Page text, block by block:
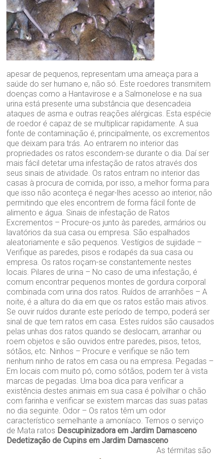
apesar de pequenos, representam uma ameaça para a
saúde do ser humano e, não só. Este roedores transmitem
doenças como a Hantavirose e a Salmonelose e na sua
urina está presente uma substância que desencadeia
ataques de asma e outras reações alérgicas. Esta espécie
de roedor é capaz de se multiplicar rapidamente. A sua
fonte de contaminação é, principalmente, os excrementos
que deixam para trás. Ao entrarem no interior das
propriedades os ratos escondem-se durante o dia. Daí ser
mais fácil detetar uma infestação de ratos através dos
seus sinais de atividade. Os ratos entram no interior das
casas à procura de comida, por isso, a melhor forma para
que isso não aconteça é negar-lhes acesso ao interior, não
permitindo que eles encontrem de forma fácil fonte de
alimento e água. Sinais de infestação de Ratos
Excrementos – Procure-os junto às paredes, armários ou
lavatórios da sua casa ou empresa. São espalhados
aleatoriamente e são pequenos. Vestígios de sujidade –
Verifique as paredes, pisos e rodapés da sua casa ou
empresa. Os ratos roçam-se constantemente nestes
locais. Pilares de urina – No caso de uma infestação, é
comum encontrar pequenos montes de gordura corporal
combinada com urina dos ratos. Ruídos de arranhões – A
noite, é a altura do dia em que os ratos estão mais ativos.
Se ouvir ruídos durante este período de tempo, poderá ser
sinal de que tem ratos em casa. Estes ruídos são causados
pelas unhas dos ratos quando se deslocam, arranhar ou
roem objetos e são ouvidos entre paredes, pisos, tetos,
sótãos, etc. Ninhos – Procure e verifique se não tem
nenhum ninho de ratos em casa ou na empresa. Pegadas –
Em locais com muito pó, como sótãos, podem ter à vista
marcas de pegadas. Uma boa dica para verificar a
existência destes animais em sua casa é polvilhar o chão
com farinha e verificar se existem marcas das suas patas
no dia seguinte. Odor – Os ratos têm um odor
característico semelhante a amoníaco. Temos o serviço
de Mata ratos Descupinizadora em Jardim Damasceno
Dedetização de Cupins em Jardim Damasceno
As térmitas são